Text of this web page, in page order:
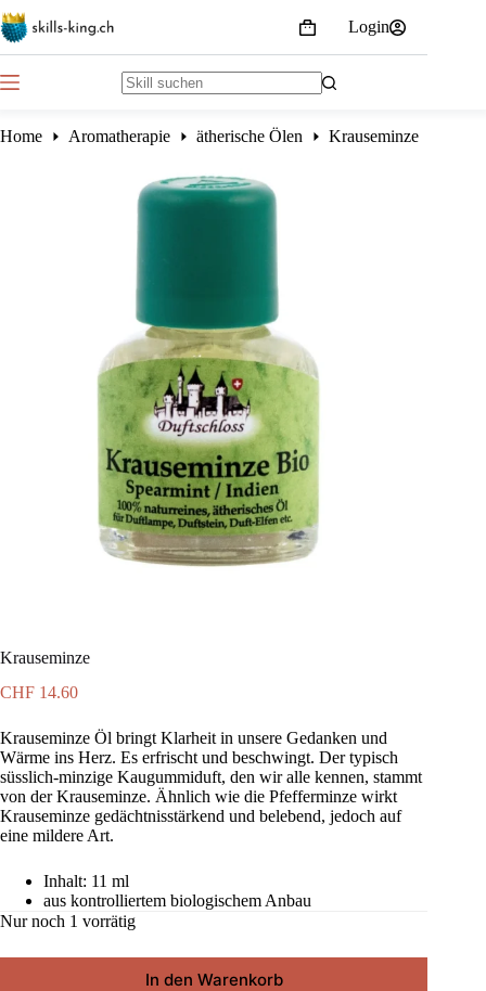
Skip
to
content
Shopping
cart
Login
Home
Aromatherapie ätherische Ölen Krauseminze
Krauseminze
CHF 14.60
Krauseminze Öl bringt Klarheit in unsere Gedanken und
Wärme ins Herz. Es erfrischt und beschwingt. Der typisch
süsslich-minzige Kaugummiduft, den wir alle kennen, stammt
von der Krauseminze. Ähnlich wie die Pfefferminze wirkt
Krauseminze gedächtnisstärkend und belebend, jedoch auf
eine mildere Art.
Inhalt: 11 ml
aus kontrolliertem biologischem Anbau
Nur noch 1 vorrätig
In den Warenkorb